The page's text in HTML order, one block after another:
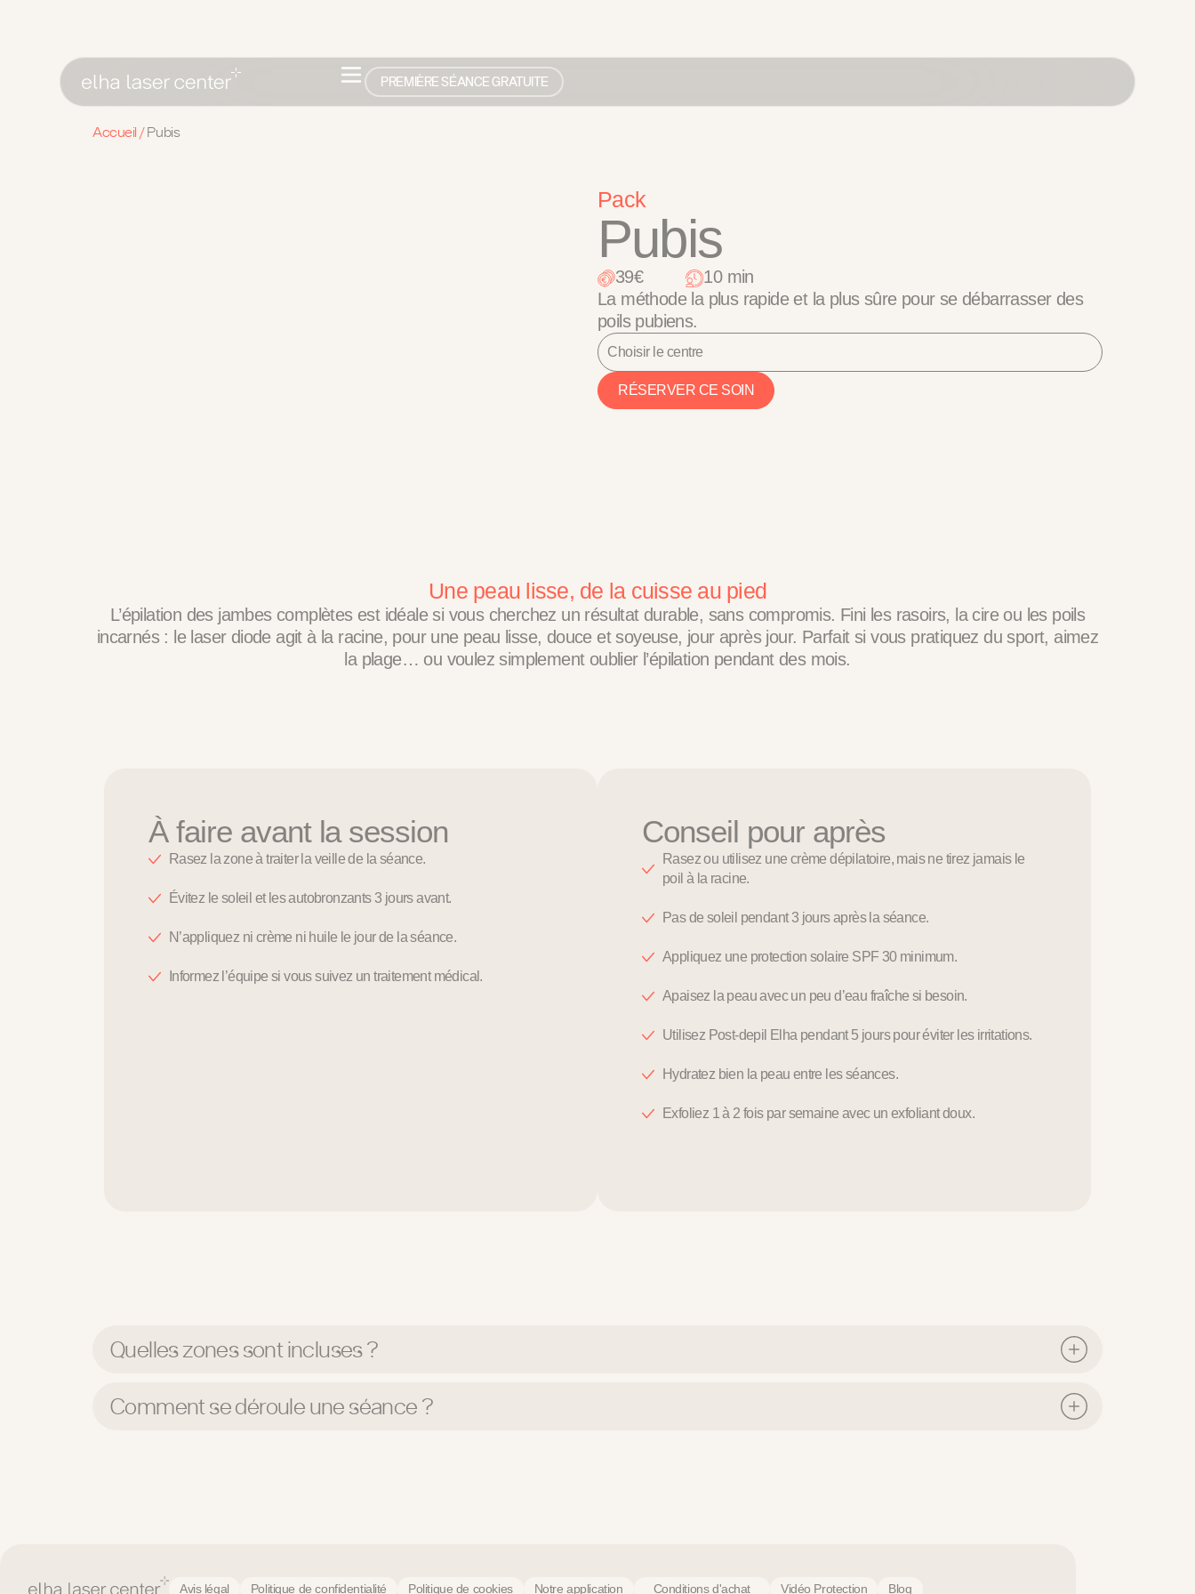
PREMIÈRE SÉANCE GRATUITE
Accueil /Pubis
Pack
Pubis
39€
10 min
La méthode la plus rapide et la plus sûre pour se débarrasser des
poils pubiens.
Choisir le centre
RÉSERVER CE SOIN
Une peau lisse, de la cuisse au pied
L’épilation des jambes complètes est idéale si vous cherchez un résultat durable, sans compromis. Fini les rasoirs, la cire ou les poils
incarnés : le laser diode agit à la racine, pour une peau lisse, douce et soyeuse, jour après jour. Parfait si vous pratiquez du sport, aimez
la plage… ou voulez simplement oublier l’épilation pendant des mois.
À faire avant la session
Rasez la zone à traiter la veille de la séance.
Évitez le soleil et les autobronzants 3 jours avant.
N’appliquez ni crème ni huile le jour de la séance.
Informez l’équipe si vous suivez un traitement médical.
Conseil pour après
Rasez ou utilisez une crème dépilatoire, mais ne tirez jamais le
poil à la racine.
Pas de soleil pendant 3 jours après la séance.
Appliquez une protection solaire SPF 30 minimum.
Apaisez la peau avec un peu d’eau fraîche si besoin.
Utilisez Post-depil Elha pendant 5 jours pour éviter les irritations.
Hydratez bien la peau entre les séances.
Exfoliez 1 à 2 fois par semaine avec un exfoliant doux.
Quelles zones sont incluses ?
Comment se déroule une séance ?
Avis légal Politique de confidentialité Politique de cookies Notre application Conditions d'achat Vidéo Protection Blog